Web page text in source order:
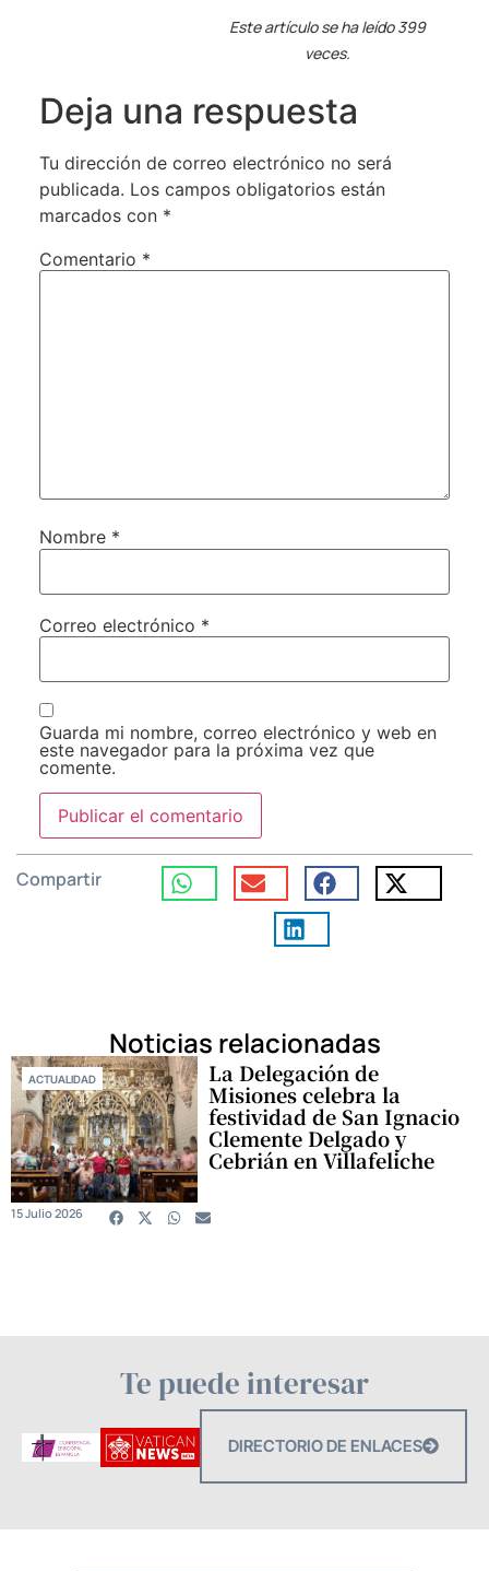
Este artículo se ha leído 399
veces.
Deja una respuesta
Tu dirección de correo electrónico no será
publicada. Los campos obligatorios están
marcados con *
Comentario *
Nombre *
Correo electrónico *
Guarda mi nombre, correo electrónico y web en
este navegador para la próxima vez que
comente.
Compartir
Noticias relacionadas
ACTUALIDAD La Delegación de
Misiones celebra la
festividad de San Ignacio
Clemente Delgado y
Cebrián en Villafeliche
15 Julio 2026
Te puede interesar
DIRECTORIO DE ENLACES